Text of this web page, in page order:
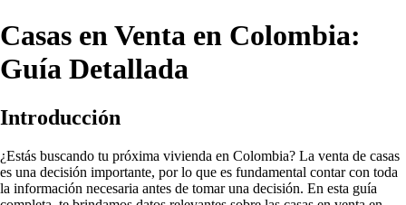
Casas en Venta en Colombia:
Guía Detallada
Introducción
¿Estás buscando tu próxima vivienda en Colombia? La venta de casas
es una decisión importante, por lo que es fundamental contar con toda
la información necesaria antes de tomar una decisión. En esta guía